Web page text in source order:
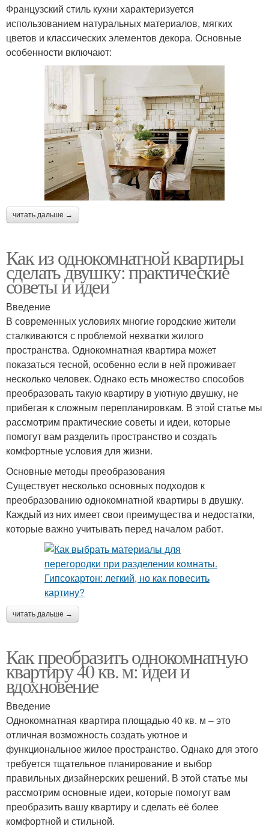
Французский стиль кухни характеризуется
использованием натуральных материалов, мягких
цветов и классических элементов декора. Основные
особенности включают:
читать дальше →
Как из однокомнатной квартиры
сделать двушку: практические
советы и идеи
Введение
В современных условиях многие городские жители
сталкиваются с проблемой нехватки жилого
пространства. Однокомнатная квартира может
показаться тесной, особенно если в ней проживает
несколько человек. Однако есть множество способов
преобразовать такую квартиру в уютную двушку, не
прибегая к сложным перепланировкам. В этой статье мы
рассмотрим практические советы и идеи, которые
помогут вам разделить пространство и создать
комфортные условия для жизни.
Основные методы преобразования
Существует несколько основных подходов к
преобразованию однокомнатной квартиры в двушку.
Каждый из них имеет свои преимущества и недостатки,
которые важно учитывать перед началом работ.
читать дальше →
Как преобразить однокомнатную
квартиру 40 кв. м: идеи и
вдохновение
Введение
Однокомнатная квартира площадью 40 кв. м – это
отличная возможность создать уютное и
функциональное жилое пространство. Однако для этого
требуется тщательное планирование и выбор
правильных дизайнерских решений. В этой статье мы
рассмотрим основные идеи, которые помогут вам
преобразить вашу квартиру и сделать её более
комфортной и стильной.